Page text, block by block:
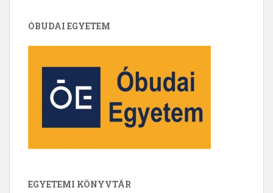
ÓBUDAI EGYETEM
EGYETEMI KÖNYVTÁR